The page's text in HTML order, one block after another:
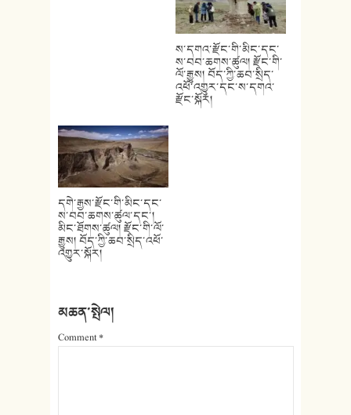
ས་དགའ་རྫོང་གི་མིང་དང་
ས་བབ་ཆགས་ཚུལ། རྫོང་གི་
ལོ་རྒྱུས། བོད་ཀྱི་ཆབ་སྲིད་
འཕོ་འགྱུར་དང་ས་དགའ་
རྫོང་སྐོར།
དགེ་རྒྱས་རྫོང་གི་མིང་དང་
ས་བབ་ཆགས་ཚུལ་དང་།
མིང་ཐོགས་ཚུལ། རྫོང་གི་ལོ་
རྒྱུས། བོད་ཀྱི་ཆབ་སྲིད་འཕོ་
འགྱུར་སྐོར།
མཆན་སྤེལ།
Comment*